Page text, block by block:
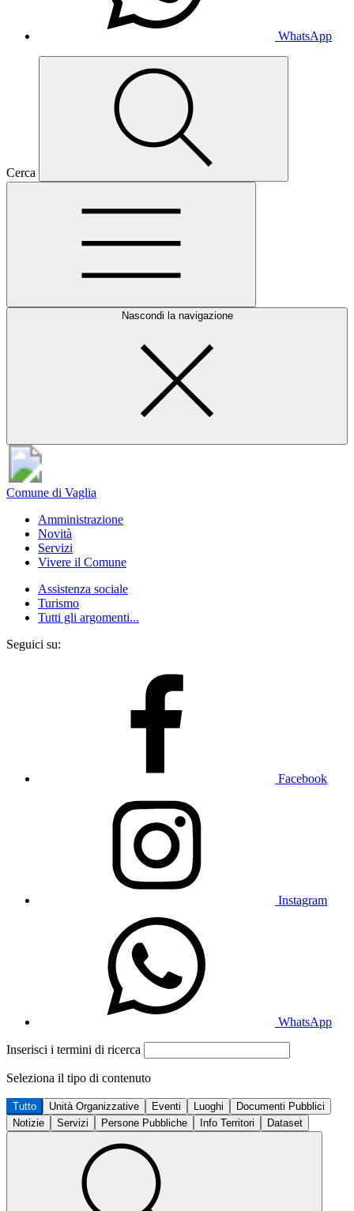
WhatsApp
Cerca
Nascondi la navigazione
Comune di Vaglia
Amministrazione
Novità
Servizi
Vivere il Comune
Assistenza sociale
Turismo
Tutti gli argomenti...
Seguici su:
Facebook
Instagram
WhatsApp
Inserisci i termini di ricerca
Seleziona il tipo di contenuto
Tutto Unità Organizzative Eventi Luoghi
Documenti Pubblici
Notizie
Servizi Persone Pubbliche Info Territori Dataset